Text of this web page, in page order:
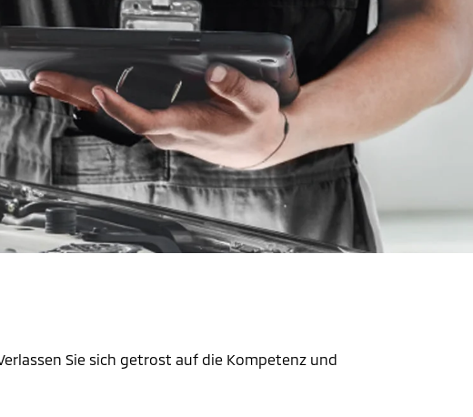
Sie sich getrost auf die Kompetenz und